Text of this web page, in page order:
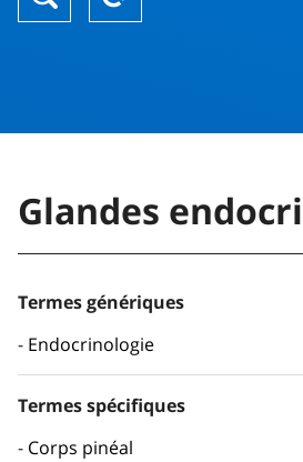
Glandes
Termes génériques
Endocrinologie
Termes spécifiques
Corps pinéal